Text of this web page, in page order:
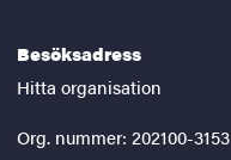
Besöksadress
Hitta organisation
Org. nummer: 202100-3153